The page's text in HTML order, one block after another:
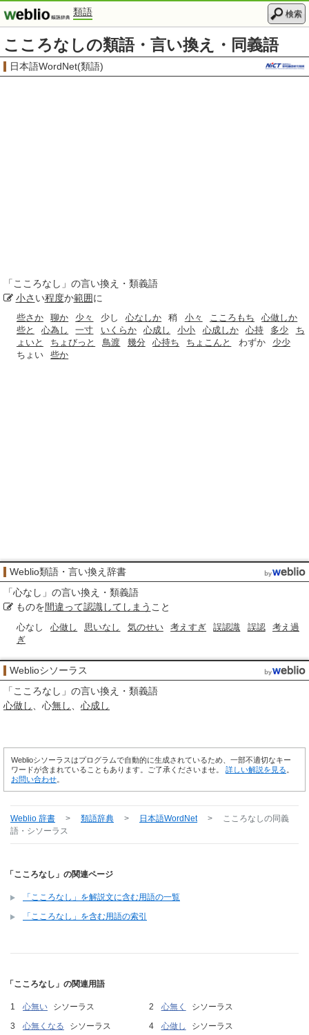
類語 検索
こころなしの類語・言い換え・同義語
日本語WordNet(類語)
「 こころなし 」の言い換え・類義語
小さ い程度か範囲に
些さか 聊か 少々 少し 心なしか 稍 小々 こころもち
心做しか
些と
心為し 一寸 いくらか 心成し 小小 心成しか 心持 多少
ち
ょいと
ちょびっと 鳥渡 幾分 心持ち ちょこんと わずか
少少
ちょい
些か
Weblio類語・言い換え辞書
「心なし 」の言い換え・類義語
ものを間違って認識してしまう こと
心なし 心做し 思いなし 気のせい 考えすぎ 誤認識 誤認
考え過
ぎ
Weblioシソーラス
「 こころなし 」の言い換え・類義語
心做し
心無し 心成し
Weblioシソーラスはプログラムで自動的に生成されているため、一部不適切なキー
ワードが含まれていることもあります。ご了承くださいませ。 詳しい解説を見る
お問い合わせ
Weblio 辞書 > 類語辞典 > 日本語WordNet > こころなしの同義
語・シソーラス
「こころなし」の関連ページ
「こころなし」を解説文に含む用語の一覧
「こころなし」を含む用語の索引
「こころなし」の関連用語
心無い シソーラス 心無く
シソーラス
心無くなる
シソーラス 心做し
シソーラス